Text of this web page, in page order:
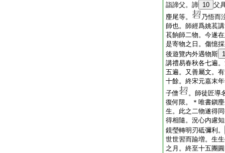
詣諦父。諦 10 父
麈尾等。
乃悟而
師也。師經爲姚萇
萇餉師二物。今遂
是寄物之日。傷憶
後遊覽内外遇物斯
講禮易春秋各七遍
五遍。又善屬文。
十餘。終宋元嘉末
子僧
。師徒匠導
復何限。＊唯書鎭
生。此之二物遂得
得相隨。況心内慮
鏡瑩轉明刃砥彌利。
世世習而踰増。生
之月。終至十五團